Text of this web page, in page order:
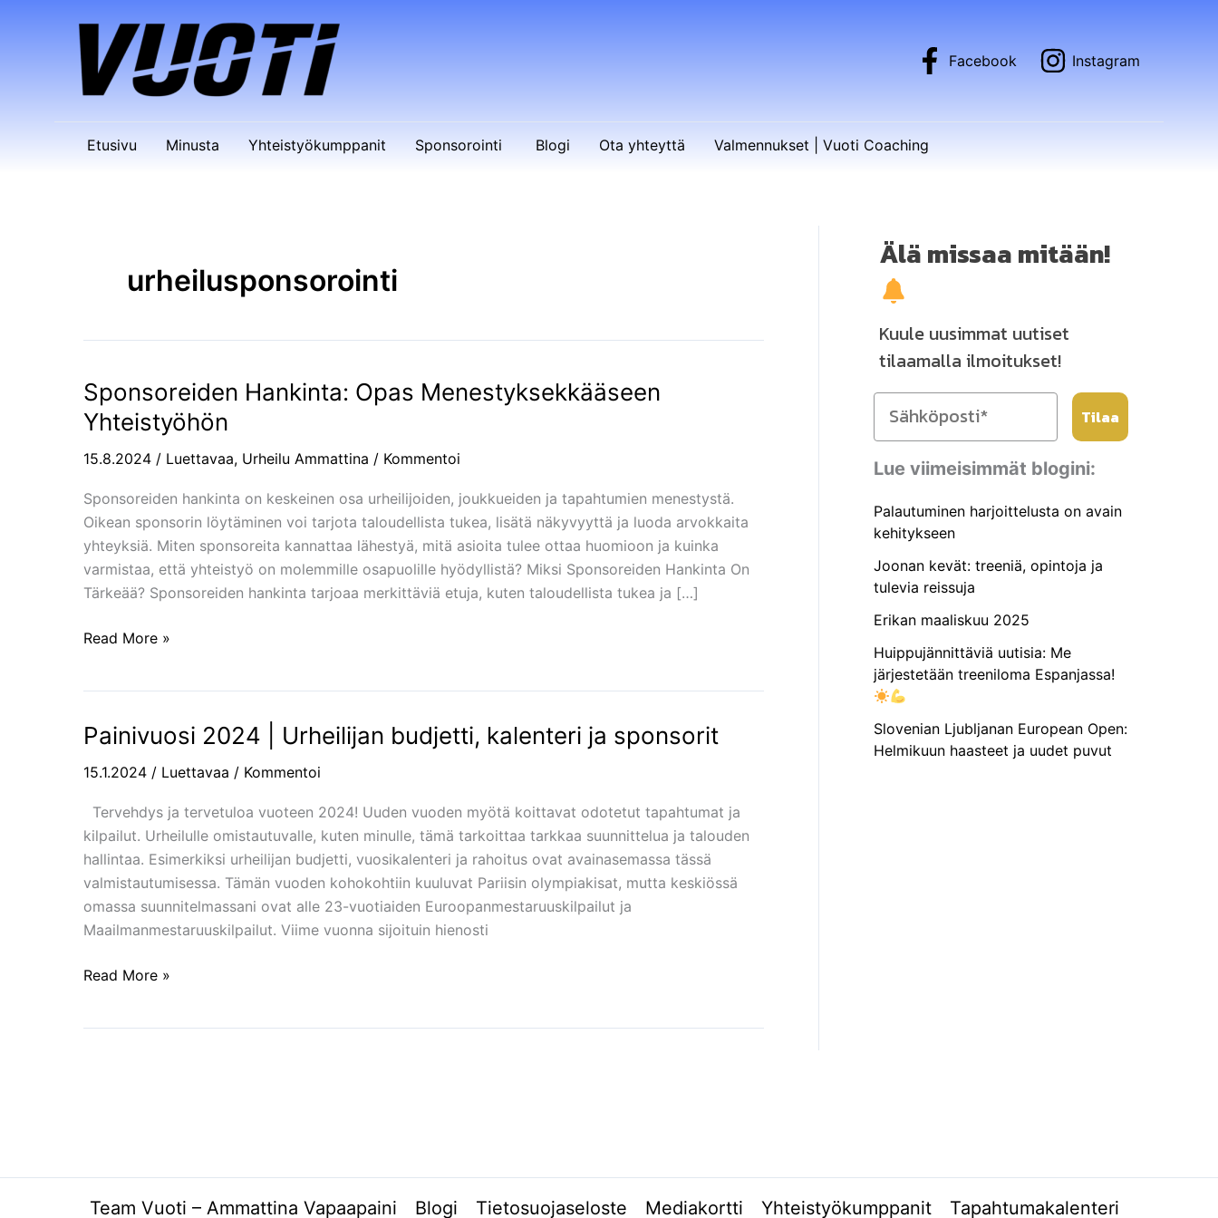
Facebook
Instagram
Etusivu Minusta Yhteistyökumppanit Sponsorointi Blogi Ota yhteyttä Valmennukset | Vuoti Coaching
urheilusponsorointi
Sponsoreiden Hankinta: Opas Menestyksekkääseen
Yhteistyöhön
15.8.2024 / Luettavaa, Urheilu Ammattina / Kommentoi
Sponsoreiden hankinta on keskeinen osa urheilijoiden, joukkueiden ja tapahtumien menestystä.
Oikean sponsorin löytäminen voi tarjota taloudellista tukea, lisätä näkyvyyttä ja luoda arvokkaita
yhteyksiä. Miten sponsoreita kannattaa lähestyä, mitä asioita tulee ottaa huomioon ja kuinka
varmistaa, että yhteistyö on molemmille osapuolille hyödyllistä? Miksi Sponsoreiden Hankinta On
Tärkeää? Sponsoreiden hankinta tarjoaa merkittäviä etuja, kuten taloudellista tukea ja […]
Sponsoreiden
Hankinta:
Opas
Menestyksekkääseen
Read More »
Painivuosi 2024 | Urheilijan budjetti, kalenteri ja sponsorit
15.1.2024 / Luettavaa / Kommentoi
Tervehdys ja tervetuloa vuoteen 2024! Uuden vuoden myötä koittavat odotetut tapahtumat ja
kilpailut. Urheilulle omistautuvalle, kuten minulle, tämä tarkoittaa tarkkaa suunnittelua ja talouden
hallintaa. Esimerkiksi urheilijan budjetti, vuosikalenteri ja rahoitus ovat avainasemassa tässä
valmistautumisessa. Tämän vuoden kohokohtiin kuuluvat Pariisin olympiakisat, mutta keskiössä
omassa suunnitelmassani ovat alle 23-vuotiaiden Euroopanmestaruuskilpailut ja
Maailmanmestaruuskilpailut. Viime vuonna sijoituin hienosti
Painivuosi
|
kalenteri
Read More »
Älä missaa mitään!
Kuule uusimmat uutiset
tilaamalla ilmoitukset!
Tilaa
Lue viimeisimmät blogini:
Palautuminen harjoittelusta on avain
kehitykseen
Joonan kevät: treeniä, opintoja ja
tulevia reissuja
Erikan maaliskuu 2025
Huippujännittäviä uutisia: Me
järjestetään treeniloma Espanjassa!
Slovenian Ljubljanan European Open:
Helmikuun haasteet ja uudet puvut
Team Vuoti – Ammattina Vapaapaini Blogi Tietosuojaseloste Mediakortti Yhteistyökumppanit Tapahtumakalenteri